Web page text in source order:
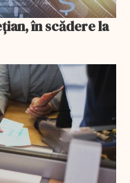
în scădere la